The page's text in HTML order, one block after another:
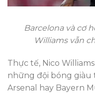
Barcelona và cơ
Williams vẫn
Thực tế, Nico
những đội bóng giàu
Arsenal hay Bayern